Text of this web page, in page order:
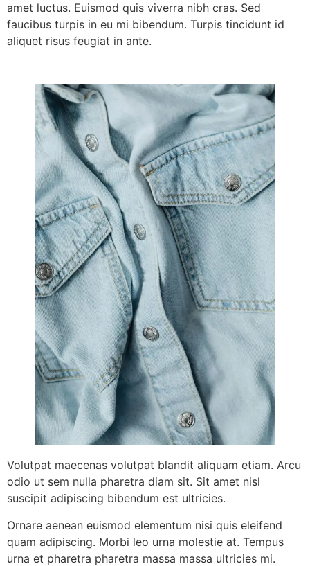
amet luctus. Euismod quis viverra nibh cras. Sed
faucibus turpis in eu mi bibendum. Turpis tincidunt id
aliquet risus feugiat in ante.
Volutpat maecenas volutpat blandit aliquam etiam. Arcu
odio ut sem nulla pharetra diam sit. Sit amet nisl
suscipit adipiscing bibendum est ultricies.
Ornare aenean euismod elementum nisi quis eleifend
quam adipiscing. Morbi leo urna molestie at. Tempus
urna et pharetra pharetra massa massa ultricies mi.